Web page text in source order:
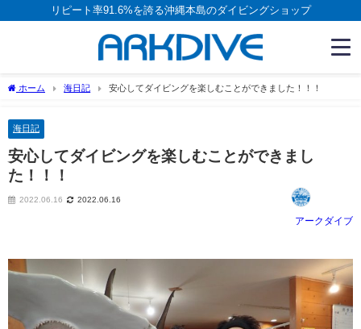
リピート率91.6%を誇る沖縄本島のダイビングショップ
ホーム 海日記 安心してダイビングを楽しむことができました！！！
海日記
安心してダイビングを楽しむことができまし
た！！！
2022.06.16 2022.06.16
アークダイブ